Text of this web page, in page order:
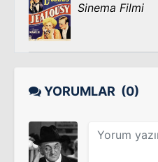
Sinema Filmi
YORUMLAR (0)